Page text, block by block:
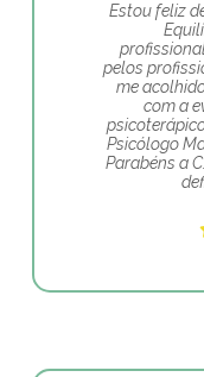
Estou feliz
pelos
me
com a
Psicólogo
Parabéns a